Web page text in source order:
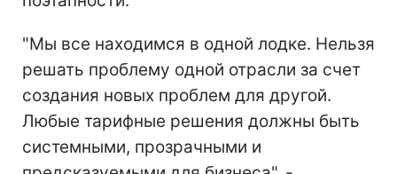
"Мы все находимся в одной лодке. Нельзя
решать проблему одной отрасли за счет
создания новых проблем для другой.
Любые тарифные решения должны быть
системными, прозрачными и